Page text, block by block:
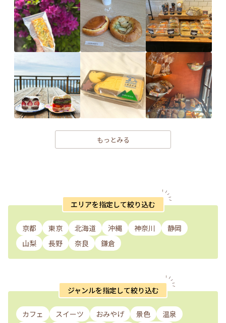
もっとみる
エリアを指定して絞り込む
京都 東京 北海道 沖縄 神奈川
静岡
山梨
長野 奈良 鎌倉
ジャンルを指定して絞り込む
カフェ スイーツ おみやげ 景色
温泉